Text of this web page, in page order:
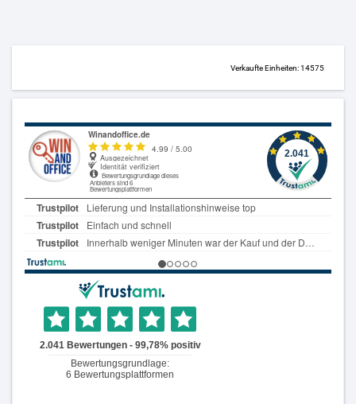
Verkaufte Einheiten: 14575